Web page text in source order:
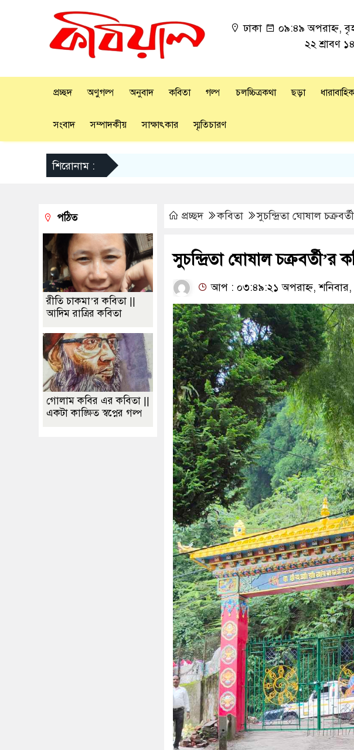
ঢাকা
০৯:৪৯ অপরাহ্ন,
২২ শ্রাবণ
প্রচ্ছদ অণুগল্প অনুবাদ কবিতা গল্প চলচ্চিত্রকথা ছড়া
সংবাদ সম্পাদকীয় সাক্ষাৎকার স্মৃতিচারণ
শিরোনাম :
প্রচ্ছদ কবিতা সুচন্দ্রিতা ঘোষাল
সুচন্দ্রিতা ঘোষাল চক্রবর্তী’র
আপ : ০৩:৪৯:২১ অপরাহ্ন, শনিবার,
পঠিত
রীতি চাকমা’র কবিতা ||
আদিম রাত্রির কবিতা
গোলাম কবির এর কবিতা ||
একটা কাঙ্ক্ষিত স্বপ্নের গল্প